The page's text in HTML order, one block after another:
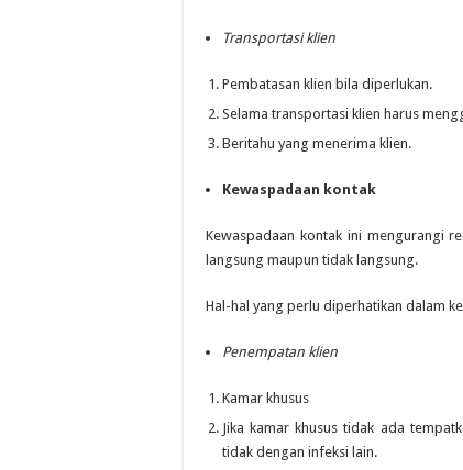
Transportasi klien
Pembatasan klien bila diperlukan.
Selama transportasi klien harus
Beritahu yang menerima klien.
Kewaspadaan kontak
Kewaspadaan kontak ini mengurangi
langsung maupun tidak langsung.
Hal-hal yang perlu diperhatikan dalam
Penempatan klien
Kamar khusus
Jika kamar khusus tidak ada
tidak dengan infeksi lain.